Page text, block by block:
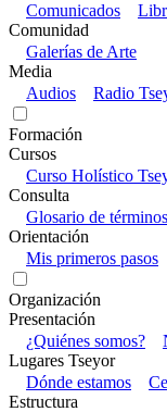
Comunicados
Comunidad
Galerías de Arte
Media
Audios
Radio
Formación
Cursos
Curso Holístico
Consulta
Glosario de términos
Orientación
Mis primeros pasos
Organización
Presentación
¿Quiénes somos?
Lugares Tseyor
Dónde estamos
Estructura